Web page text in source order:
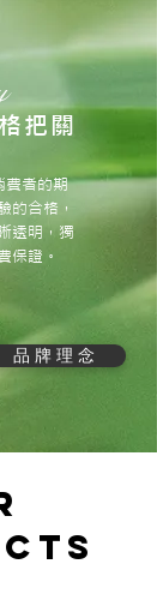
把關
者的期
的合格，
透明，獨
保證。
品 牌 理 念